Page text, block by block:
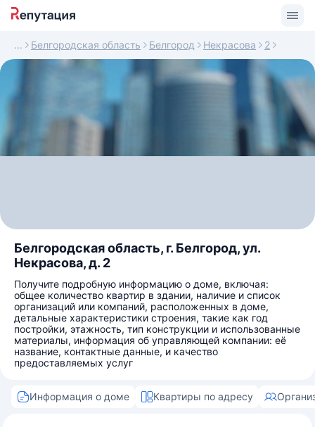
Белгородская область Белгород Некрасова 2
Белгородская область, г. Белгород, ул.
Некрасова, д. 2
Получите подробную информацию о доме, включая:
общее количество квартир в здании, наличие и список
организаций или компаний, расположенных в доме,
детальные характеристики строения, такие как год
постройки, этажность, тип конструкции и использованные
материалы, информация об управляющей компании: её
название, контактные данные, и качество
предоставляемых услуг
Информация о доме Квартиры по адресу